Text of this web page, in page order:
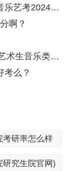
2024新政策
啊？
乐类考生人数
考么？
考研率怎么样
究生院官网)